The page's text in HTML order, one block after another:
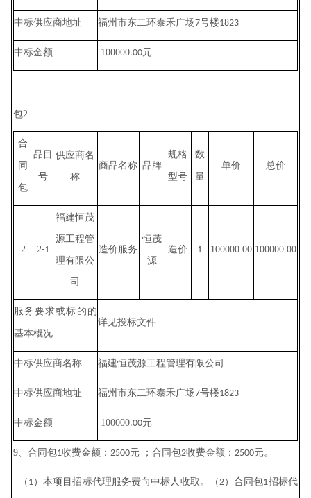
中标供应商地址 福州市东二环泰禾广场7号楼1823
中标金额 100000.00元
包2
合
同
包
品目
号
供应商名
称
商品名称 品牌
规格
型号
数
量
单价 总价
2 2-1
福建恒茂
源工程管
理有限公
司
造价服务
恒茂
源
造价 1 100000.00 100000.00
服务要求或标的的
基本概况
详见投标文件
中标供应商名称 福建恒茂源工程管理有限公司
中标供应商地址 福州市东二环泰禾广场7号楼1823
中标金额 100000.00元
9、合同包1收费金额： 2500元 ；合同包2收费金额： 2500元。
（ 1）本项目招标代理服务费向中标人收取。（2）合同包1招标代